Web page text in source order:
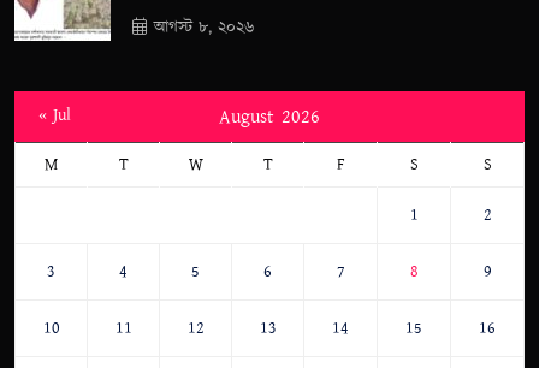
আগস্ট ৮, ২০২৬
August 2026
M T W T F S S
1 2
3 4 5 6 7 8 9
10 11 12 13 14 15 16
« Jul